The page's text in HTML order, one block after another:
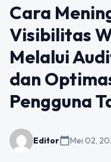
Cara
Visibilitas
Melalui
dan
Pengguna
Editorcalendar_todayMei 02,